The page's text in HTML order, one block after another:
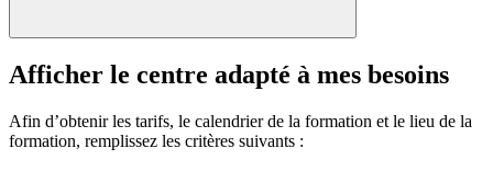
Afficher le centre adapté à mes besoins
Afin d’obtenir les tarifs, le calendrier de la formation et le lieu de la
formation, remplissez les critères suivants :